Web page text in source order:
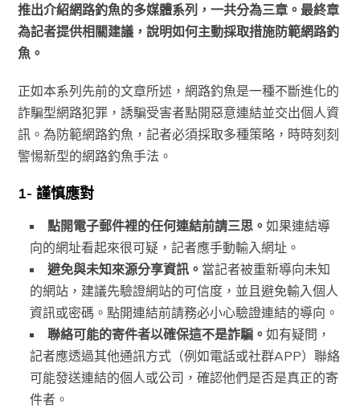
推出介紹網路釣魚的多媒體系列，一共分為三章。最終章
為記者提供相關建議，說明如何主動採取措施防範網路釣
魚。
正如本系列先前的文章所述，網路釣魚是一種不斷進化的
詐騙型網路犯罪，誘騙受害者點開惡意連結並交出個人資
訊。為防範網路釣魚，記者必須採取多種策略，時時刻刻
警惕新型的網路釣魚手法。
1- 謹慎應對
點開電子郵件裡的任何連結前請三思。如果連結導
向的網址看起來很可疑，記者應手動輸入網址。
避免與未知來源分享資訊。 當記者被重新導向未知
的網站，建議先驗證網站的可信度，並且避免輸入個人
資訊或密碼。點開連結前請務必小心驗證連結的導向。
聯絡可能的寄件者以確保這不是詐騙。如有疑問，
記者應透過其他通訊方式（例如電話或社群APP）聯絡
可能發送連結的個人或公司，確認他們是否是真正的寄
件者。